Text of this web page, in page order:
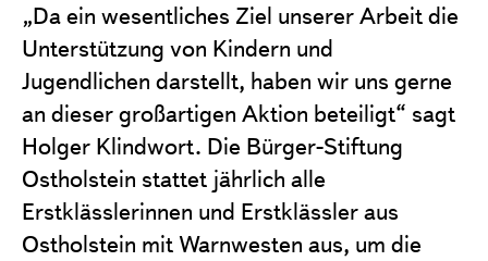
„Da ein wesentliches Ziel unserer Arbeit die
Unterstützung von Kindern und
Jugendlichen darstellt, haben wir uns gerne
an dieser großartigen Aktion beteiligt“ sagt
Holger Klindwort. Die Bürger-Stiftung
Ostholstein stattet jährlich alle
Erstklässlerinnen und Erstklässler aus
Ostholstein mit Warnwesten aus, um die